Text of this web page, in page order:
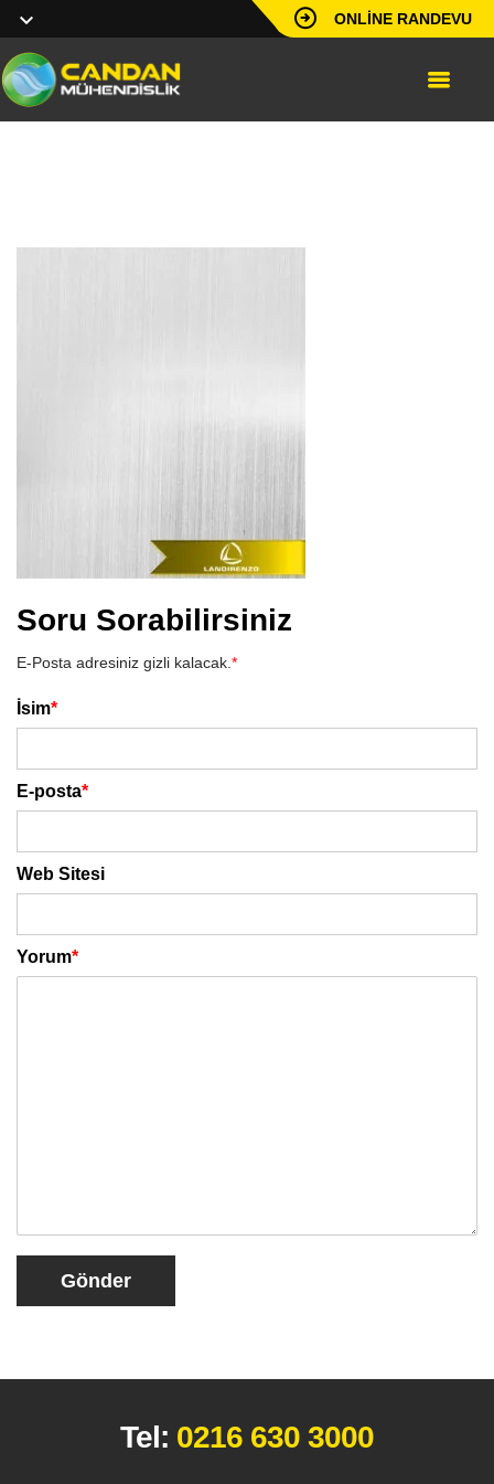
ONLINE RANDEVU
Soru Sorabilirsiniz
E-Posta adresiniz gizli kalacak. *
İsim*
E-posta*
Web Sitesi
Yorum*
Gönder
Tel: 0216 630 3000